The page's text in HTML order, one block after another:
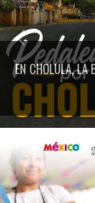
EN CHOLULA, LA
Previous